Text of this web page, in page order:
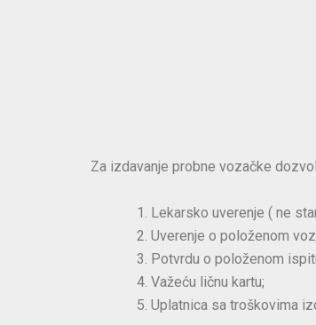
Za izdavanje probne vozačke
Lekarsko uverenje ( ne
Uverenje o položenom
Potvrdu o položenom
Važeću ličnu kartu;
Uplatnica sa troškovima